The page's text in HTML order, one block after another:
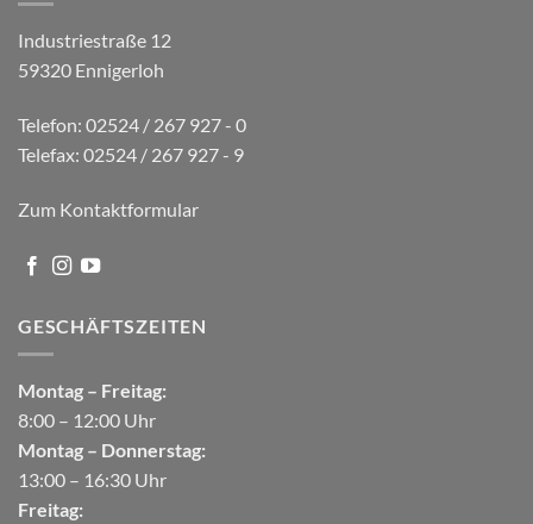
Industriestraße 12
59320 Ennigerloh
Telefon: 02524 / 267 927 - 0
Telefax: 02524 / 267 927 - 9
Zum Kontaktformular
GESCHÄFTSZEITEN
Montag – Freitag:
8:00 – 12:00 Uhr
Montag – Donnerstag:
13:00 – 16:30 Uhr
Freitag: